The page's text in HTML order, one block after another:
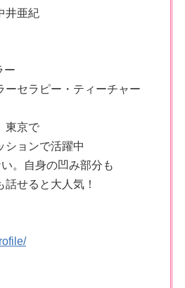
井亜紀
ー
ーセラピー・ティーチャー
東京で
ションで活躍中
。自身の凹み部分も
せると大人気！